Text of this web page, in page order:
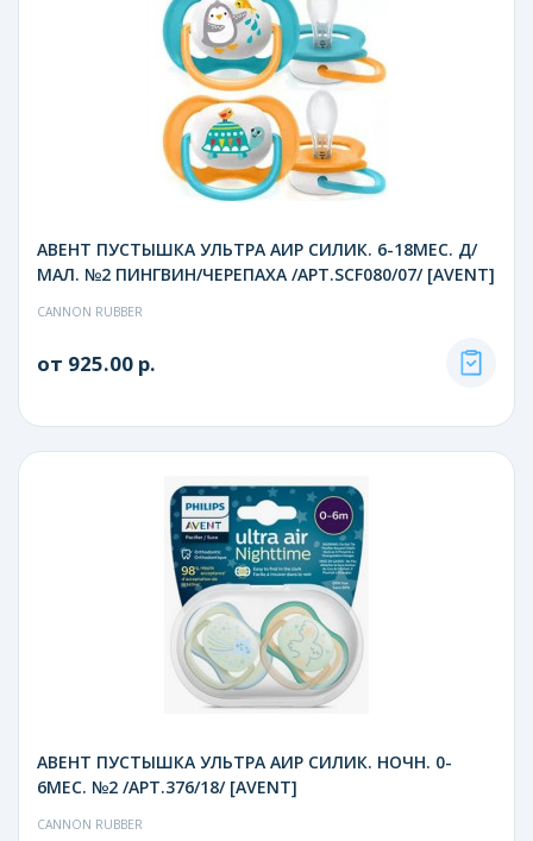
АВЕНТ ПУСТЫШКА УЛЬТРА АИР СИЛИК. 6-18МЕС. Д/
МАЛ. №2 ПИНГВИН/ЧЕРЕПАХА /АРТ.SCF080/07/ [AVENT]
CANNON RUBBER
от 925.00 р.
АВЕНТ ПУСТЫШКА УЛЬТРА АИР СИЛИК. НОЧН. 0-
6МЕС. №2 /АРТ.376/18/ [AVENT]
CANNON RUBBER